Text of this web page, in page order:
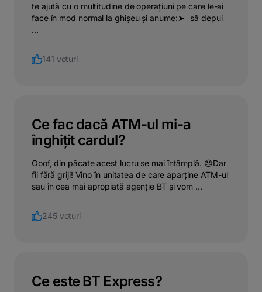
te ajută cu o multitudine de operațiuni pe care le-ai
face în mod normal la ghișeu și anume:➤⠀să depui
...
141 voturi
Ce fac dacă ATM-ul mi-a
înghițit cardul?
Ooof, din păcate acest lucru se mai întâmplă. 😞Dar
fii fără griji! Vino în unitatea de care aparține ATM-ul
sau în cea mai apropiată agenție BT și vom ...
245 voturi
Ce este BT Express?